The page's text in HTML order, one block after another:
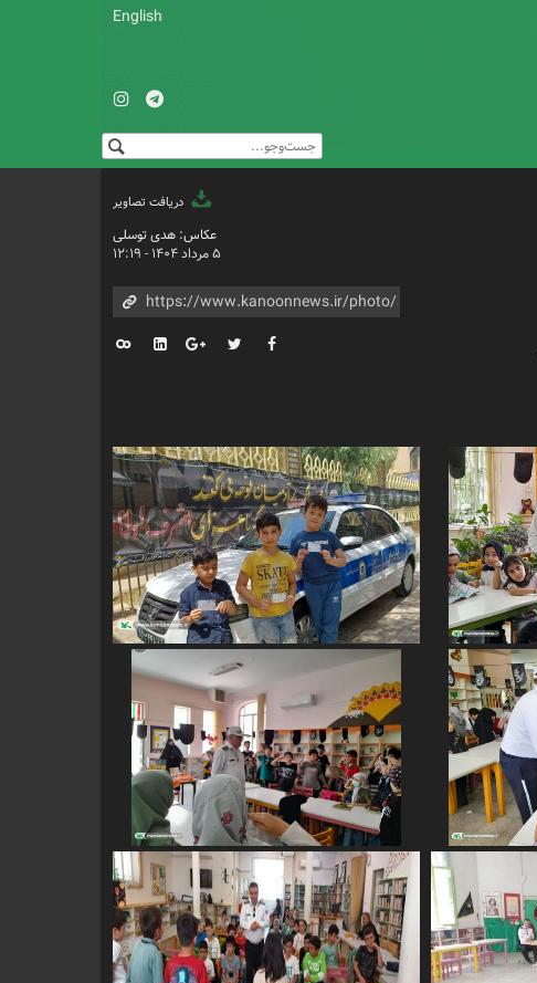
English
دریافت تصاویر
عکاس: هدی توسلی
۵ مرداد ۱۴۰۴ - ۱۲:۱۹